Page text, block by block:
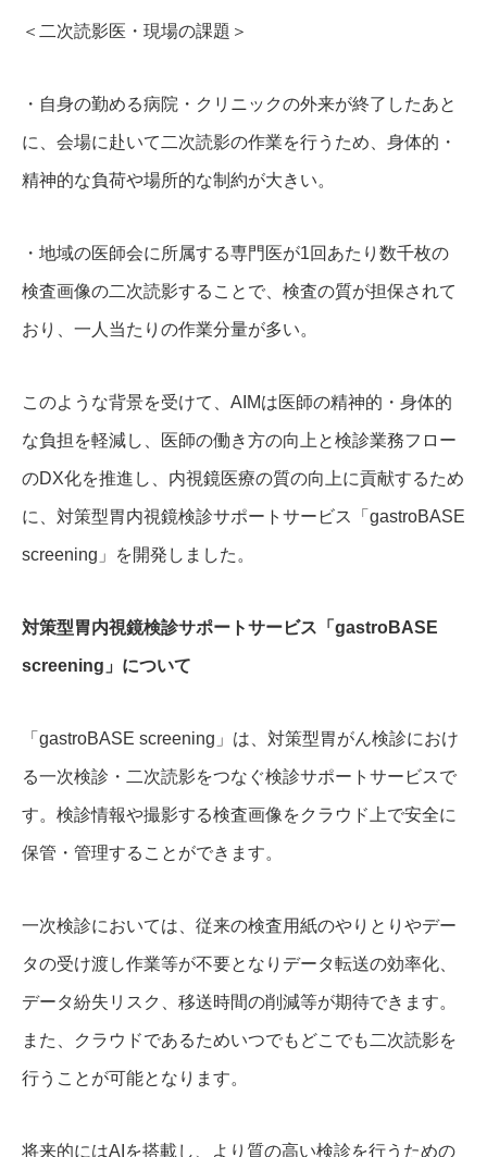
＜二次読影医・現場の課題＞
・自身の勤める病院・クリニックの外来が終了したあと
に、会場に赴いて二次読影の作業を行うため、身体的・
精神的な負荷や場所的な制約が大きい。
・地域の医師会に所属する専門医が1回あたり数千枚の
検査画像の二次読影することで、検査の質が担保されて
おり、一人当たりの作業分量が多い。
このような背景を受けて、AIMは医師の精神的・身体的
な負担を軽減し、医師の働き方の向上と検診業務フロー
のDX化を推進し、内視鏡医療の質の向上に貢献するため
に、対策型胃内視鏡検診サポートサービス「gastroBASE
screening」を開発しました。
対策型胃内視鏡検診サポートサービス「gastroBASE
screening」について
「gastroBASE screening」は、対策型胃がん検診におけ
る一次検診・二次読影をつなぐ検診サポートサービスで
す。検診情報や撮影する検査画像をクラウド上で安全に
保管・管理することができます。
一次検診においては、従来の検査用紙のやりとりやデー
タの受け渡し作業等が不要となりデータ転送の効率化、
データ紛失リスク、移送時間の削減等が期待できます。
また、クラウドであるためいつでもどこでも二次読影を
行うことが可能となります。
将来的にはAIを搭載し、より質の高い検診を行うための